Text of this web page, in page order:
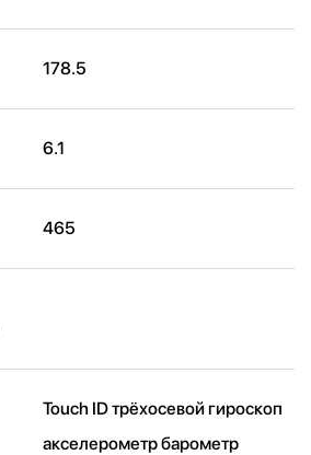
178.5
6.1
465
Touch ID трёхосевой гироскоп
акселерометр барометр